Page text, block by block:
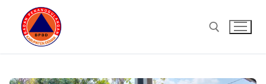
Lompat
konten
Cari: